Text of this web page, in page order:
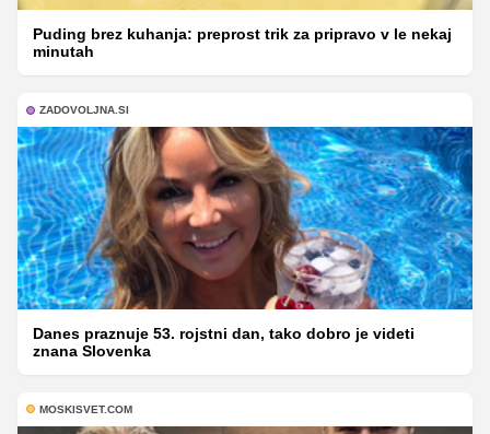
Puding brez kuhanja: preprost trik za pripravo v le nekaj
minutah
ZADOVOLJNA.SI
Danes praznuje 53. rojstni dan, tako dobro je videti
znana Slovenka
MOSKISVET.COM